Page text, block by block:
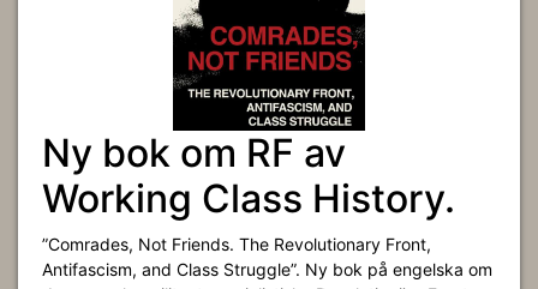
Ny bok om RF av
Working Class History.
”Comrades, Not Friends. The Revolutionary Front,
Antifascism, and Class Struggle”. Ny bok på engelska om